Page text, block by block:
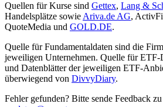
Quellen für Kurse sind Gettex, Lang &
Handelsplätze sowie Ariva.de AG,
QuoteMedia und GOLD.DE.
Quelle für Fundamentaldaten sind die
jeweiligen Unternehmen. Quelle für ETF-
und Datenblätter der jeweiligen ETF-
überwiegend von DivvyDiary.
Fehler gefunden? Bitte sende Feedback